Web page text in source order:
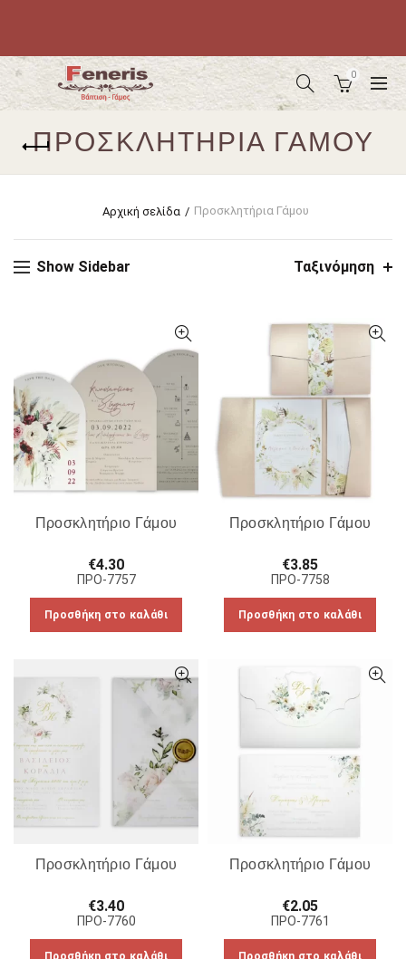
0
ΠΡΟΣΚΛΗΤΉΡΙΑ ΓΆΜΟΥ
Αρχική σελίδα Προσκλητήρια Γάμου
Show Sidebar Ταξινόμηση
Προσκλητήριο Γάμου
€4.30
ΠΡΟ-7757
Προσθήκη στο καλάθι
Προσκλητήριο Γάμου
€3.85
ΠΡΟ-7758
Προσθήκη στο καλάθι
Προσκλητήριο Γάμου
€3.40
ΠΡΟ-7760
Προσθήκη στο καλάθι
Προσκλητήριο Γάμου
€2.05
ΠΡΟ-7761
Προσθήκη στο καλάθι